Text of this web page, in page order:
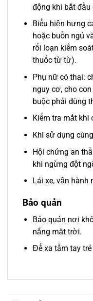
động khi bắt đầu
Biểu hiện hưng
hoặc buồn ngủ
rối loạn kiểm
thuốc từ từ).
Phụ nữ có thai:
nguy cơ, cho
buộc phải dùng
Kiểm tra mắt
Khi sử dụng
Hội chứng an
khi ngừng đột
Lái xe, vận hành
Bảo quản
Bảo quản nơi
nắng mặt trời.
Để xa tầm tay trẻ